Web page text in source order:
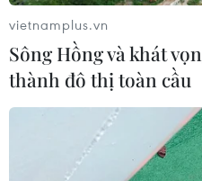
vietnamplus.vn
Sông Hồng và khát
thành đô thị toàn cầu